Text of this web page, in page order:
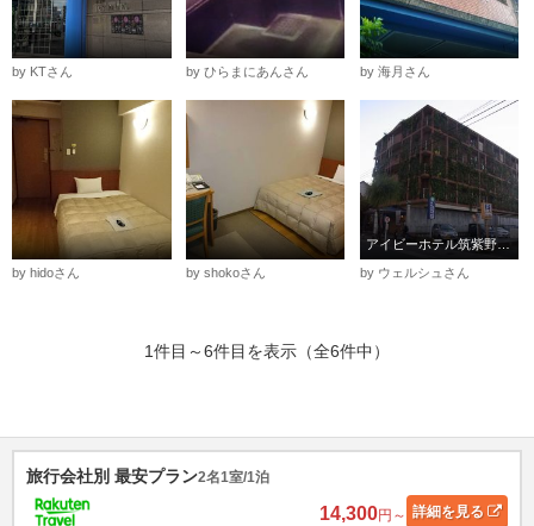
by KTさん by ひらまにあんさん by 海月さん
by hidoさん by shokoさん
アイビーホテル筑紫野 外観
by ウェルシュさん
1件目～6件目を表示（全6件中）
旅行会社別 最安プラン2名1室/1泊
14,300円～ 詳細を見る